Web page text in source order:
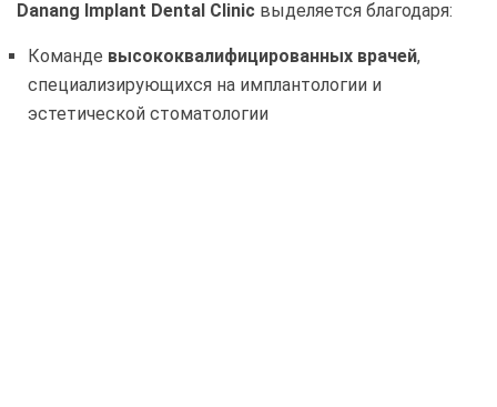
Danang Implant Dental Clinic выделяется благодаря:
Команде высококвалифицированных врачей,
специализирующихся на имплантологии и
эстетической стоматологии